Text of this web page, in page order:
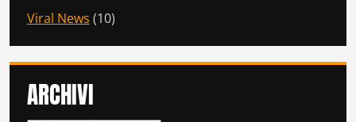
Viral News (10)
ARCHIVI